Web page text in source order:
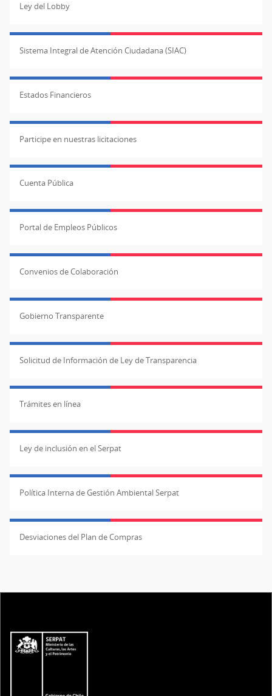
Ley del Lobby
Sistema Integral de Atención Ciudadana (SIAC)
Estados Financieros
Participe en nuestras licitaciones
Cuenta Pública
Portal de Empleos Públicos
Convenios de Colaboración
Gobierno Transparente
Solicitud de Información de Ley de Transparencia
Trámites en línea
Ley de inclusión en el Serpat
Política Interna de Gestión Ambiental Serpat
Desviaciones del Plan de Compras